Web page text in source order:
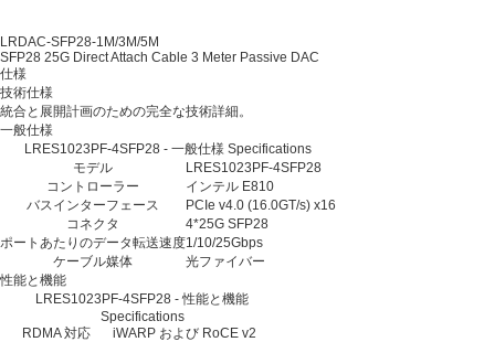
LRDAC-SFP28-1M/3M/5M
SFP28 25G Direct Attach Cable 3 Meter Passive DAC
仕様
技術仕様
統合と展開計画のための完全な技術詳細。
一般仕様
LRES1023PF-4SFP28 - 一般仕様 Specifications
モデル
LRES1023PF-4SFP28
コントローラー
インテル E810
バスインターフェース
PCIe v4.0 (16.0GT/s) x16
コネクタ
4*25G SFP28
ポートあたりのデータ転送速度1/10/25Gbps
ケーブル媒体
光ファイバー
性能と機能
LRES1023PF-4SFP28 - 性能と機能
Specifications
RDMA 対応
iWARP および RoCE v2